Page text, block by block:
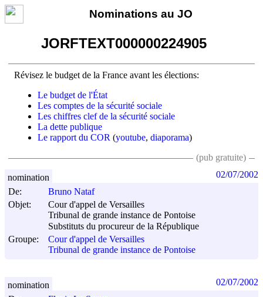
Nominations au JO
JORFTEXT000000224905
Révisez le budget de la France avant les élections:
Le budget de l'État
Les comptes de la sécurité sociale
Les chiffres clef de la sécurité sociale
La dette publique
Le rapport du COR (youtube, diaporama)
(pub gratuite)
De:
Bruno Nataf
Objet:
Cour d'appel de Versailles
Tribunal de grande instance de Pontoise
Substituts du procureur de la République
Groupe:
Cour d'appel de Versailles
Tribunal de grande instance de Pontoise
nomination 02/07/2002
nomination 02/07/2002